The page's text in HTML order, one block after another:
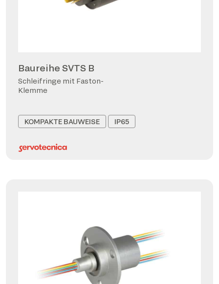
Baureihe SVTS B
Schleifringe mit Faston-
Klemme
KOMPAKTE BAUWEISE IP65